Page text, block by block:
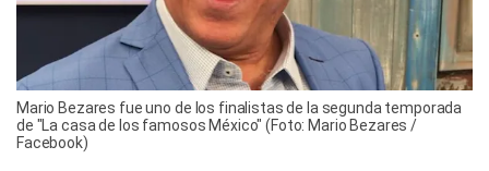
Mario Bezares fue uno de los finalistas de la segunda temporada
de "La casa de los famosos México" (Foto: Mario Bezares /
Facebook)